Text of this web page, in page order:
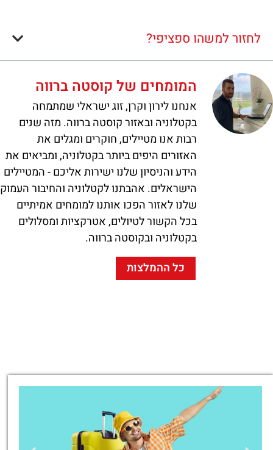
לחזור למשהו ספציפי?
המומחים של קוסטה ברווה
אנחנו לירון וקרן, זוג ישראלי שמתמחה
בקטלוניה ובאזור קוסטה ברווה. מזה שנים
רבות אנו מטיילים, חוקרים ומגלים את
האזורים היפים ביותר בקטלוניה, ומביאים את
הידע והניסיון שלנו ישירות אליכם - המטיילים
הישראלים. אהבתנו לקטלוניה והחיבור העמוק
שלנו לאזור הפכו אותנו למומחים אמיתיים
בכל הקשור לטיולים, אטרקציות ומסלולים
בקטלוניה ובקוסטה ברווה.
כל ההמלצות